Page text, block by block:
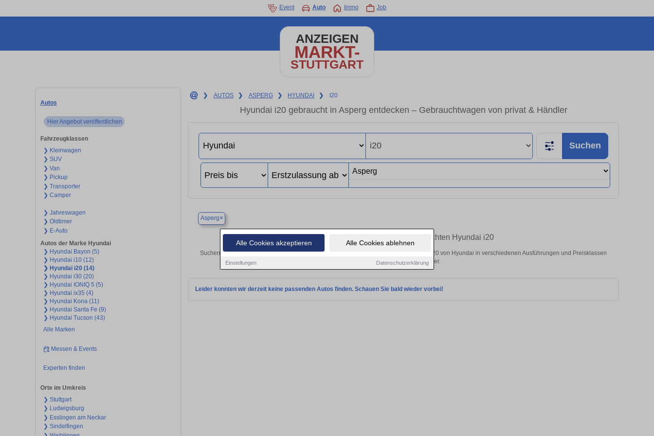
Alle Cookies akzeptieren Alle Cookies ablehnen
Einstellungen Datenschutzerklärung
Event Auto Immo Job
ANZEIGEN
MARKT-
STUTTGART
Autos
Hier Angebot veröffentlichen
Fahrzeugklassen
❯ Kleinwagen
❯ SUV
❯ Van
❯ Pickup
❯ Transporter
❯ Camper
❯ Jahreswagen
❯ Oldtimer
❯ E-Auto
Autos der Marke Hyundai
❯ Hyundai Bayon (5)
❯ Hyundai i10 (12)
❯ Hyundai i20 (14)
❯ Hyundai i30 (20)
❯ Hyundai IONIQ 5 (5)
❯ Hyundai ix35 (4)
❯ Hyundai Kona (11)
❯ Hyundai Santa Fe (9)
❯ Hyundai Tucson (43)
Alle Marken
Messen & Events
Experten finden
Orte im Umkreis
❯ Stuttgart
❯ Ludwigsburg
❯ Esslingen am Neckar
❯ Sindelfingen
❯ AUTOS ❯ ASPERG ❯ HYUNDAI ❯ I20
Hyundai i20 gebraucht in Asperg entdecken – Gebrauchtwagen von privat & Händler
Suchen
Asperg×
Finden Sie in Asperg Ihren gebrauchten Hyundai i20
Suchen Sie in Asperg einen Hyundai i20 Gebrauchtwagen? Entdecken Sie gebrauchte i20 von Hyundai in verschiedenen Ausführungen und Preisklassen
von privat und vom Händler.
Leider konnten wir derzeit keine passenden Autos finden. Schauen Sie bald wieder vorbei!